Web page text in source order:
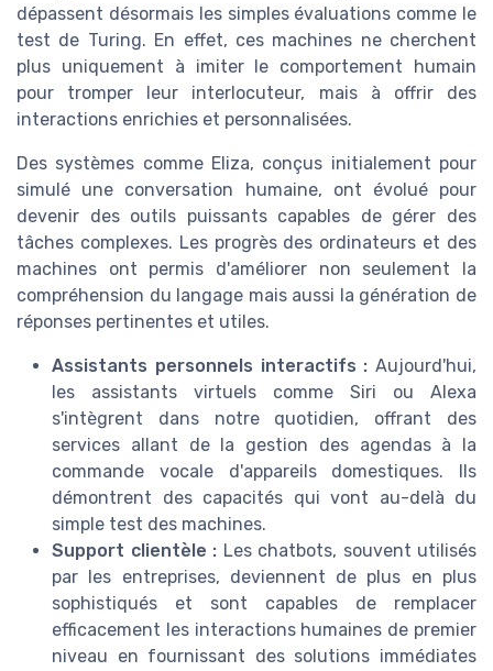
dépassent désormais les simples évaluations comme le
test de Turing. En effet, ces machines ne cherchent
plus uniquement à imiter le comportement humain
pour tromper leur interlocuteur, mais à offrir des
interactions enrichies et personnalisées.
Des systèmes comme Eliza, conçus initialement pour
simulé une conversation humaine, ont évolué pour
devenir des outils puissants capables de gérer des
tâches complexes. Les progrès des ordinateurs et des
machines ont permis d'améliorer non seulement la
compréhension du langage mais aussi la génération de
réponses pertinentes et utiles.
Assistants personnels interactifs : Aujourd'hui,
les assistants virtuels comme Siri ou Alexa
s'intègrent dans notre quotidien, offrant des
services allant de la gestion des agendas à la
commande vocale d'appareils domestiques. Ils
démontrent des capacités qui vont au-delà du
simple test des machines.
Support clientèle : Les chatbots, souvent utilisés
par les entreprises, deviennent de plus en plus
sophistiqués et sont capables de remplacer
efficacement les interactions humaines de premier
niveau en fournissant des solutions immédiates